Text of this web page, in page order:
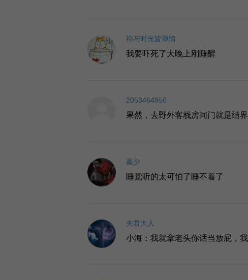
祢与时光皆薄情
我要吓死了大晚上刚睡醒
2053464950
果然，去野外客栈房间门就是结界
嬴少
睡觉听的太可怕了睡不着了
夫君大人
小海：我就拿老头你话当放屁，